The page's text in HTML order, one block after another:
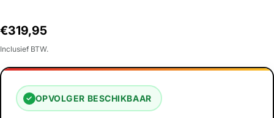
Normale
prijs
€319,95
Inclusief BTW.
✓ OPVOLGER BESCHIKBAAR